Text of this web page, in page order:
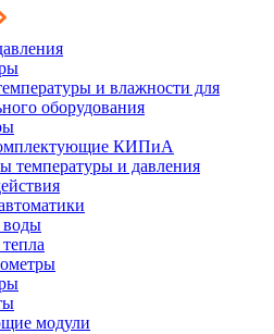
и влажности для
оборудования
КИПиА
температуры и давления
воды
модули